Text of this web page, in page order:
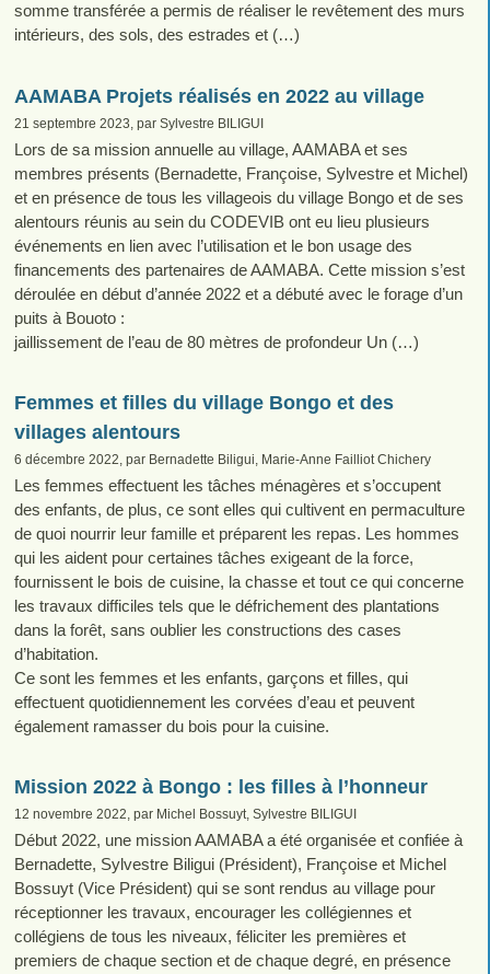
somme transférée a permis de réaliser le revêtement des murs
intérieurs, des sols, des estrades et (…)
AAMABA Projets réalisés en 2022 au village
21 septembre 2023, par Sylvestre BILIGUI
Lors de sa mission annuelle au village, AAMABA et ses
membres présents (Bernadette, Françoise, Sylvestre et Michel)
et en présence de tous les villageois du village Bongo et de ses
alentours réunis au sein du CODEVIB ont eu lieu plusieurs
événements en lien avec l’utilisation et le bon usage des
financements des partenaires de AAMABA. Cette mission s’est
déroulée en début d’année 2022 et a débuté avec le forage d’un
puits à Bouoto :
jaillissement de l’eau de 80 mètres de profondeur Un (…)
Femmes et filles du village Bongo et des
villages alentours
6 décembre 2022, par Bernadette Biligui, Marie-Anne Failliot Chichery
Les femmes effectuent les tâches ménagères et s’occupent
des enfants, de plus, ce sont elles qui cultivent en permaculture
de quoi nourrir leur famille et préparent les repas. Les hommes
qui les aident pour certaines tâches exigeant de la force,
fournissent le bois de cuisine, la chasse et tout ce qui concerne
les travaux difficiles tels que le défrichement des plantations
dans la forêt, sans oublier les constructions des cases
d’habitation.
Ce sont les femmes et les enfants, garçons et filles, qui
effectuent quotidiennement les corvées d’eau et peuvent
également ramasser du bois pour la cuisine.
Mission 2022 à Bongo : les filles à l’honneur
12 novembre 2022, par Michel Bossuyt, Sylvestre BILIGUI
Début 2022, une mission AAMABA a été organisée et confiée à
Bernadette, Sylvestre Biligui (Président), Françoise et Michel
Bossuyt (Vice Président) qui se sont rendus au village pour
réceptionner les travaux, encourager les collégiennes et
collégiens de tous les niveaux, féliciter les premières et
premiers de chaque section et de chaque degré, en présence